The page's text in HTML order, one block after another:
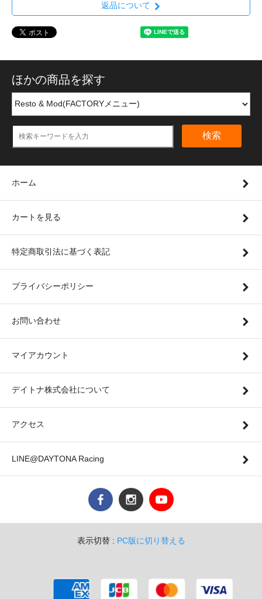
返品について
ほかの商品を探す
検索
ホーム
カートを見る
特定商取引法に基づく表記
プライバシーポリシー
お問い合わせ
マイアカウント
デイトナ株式会社について
アクセス
LINE@DAYTONA Racing
表示切替 : PC版に切り替える